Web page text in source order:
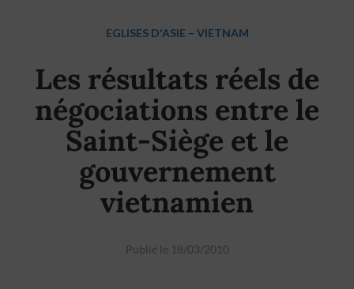
EGLISES D'ASIE – VIETNAM
Les résultats réels de
négociations entre le
Saint-Siège et le
gouvernement
vietnamien
Publié le 18/03/2010